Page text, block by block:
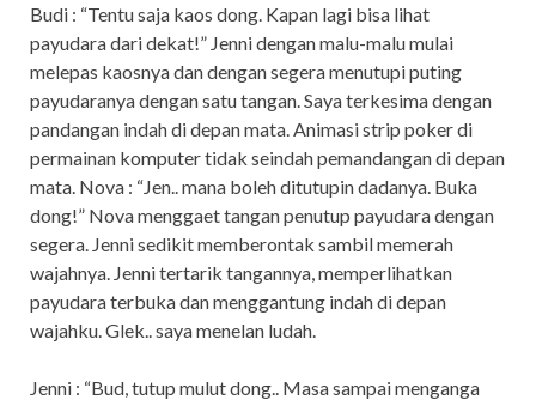
Budi : “Tentu saja kaos dong. Kapan lagi bisa lihat
payudara dari dekat!” Jenni dengan malu-malu mulai
melepas kaosnya dan dengan segera menutupi puting
payudaranya dengan satu tangan. Saya terkesima dengan
pandangan indah di depan mata. Animasi strip poker di
permainan komputer tidak seindah pemandangan di depan
mata. Nova : “Jen.. mana boleh ditutupin dadanya. Buka
dong!” Nova menggaet tangan penutup payudara dengan
segera. Jenni sedikit memberontak sambil memerah
wajahnya. Jenni tertarik tangannya, memperlihatkan
payudara terbuka dan menggantung indah di depan
wajahku. Glek.. saya menelan ludah.
Jenni : “Bud, tutup mulut dong.. Masa sampai menganga